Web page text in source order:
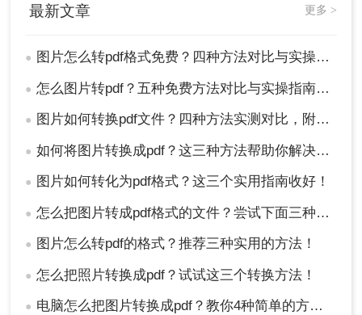
最新文章 更多 >
● 图片怎么转pdf格式免费？四种方法对比与实操指南（附详细表格）!
● 怎么图片转pdf？五种免费方法对比与实操指南（附详细表格）！
● 图片如何转换pdf文件？四种方法实测对比，附各场景最优选！
● 如何将图片转换成pdf？这三种方法帮助你解决问题！
● 图片如何转化为pdf格式？这三个实用指南收好！
● 怎么把图片转成pdf格式的文件？尝试下面三种方法！
● 图片怎么转pdf的格式？推荐三种实用的方法！
● 怎么把照片转换成pdf？试试这三个转换方法！
● 电脑怎么把图片转换成pdf？教你4种简单的方法！